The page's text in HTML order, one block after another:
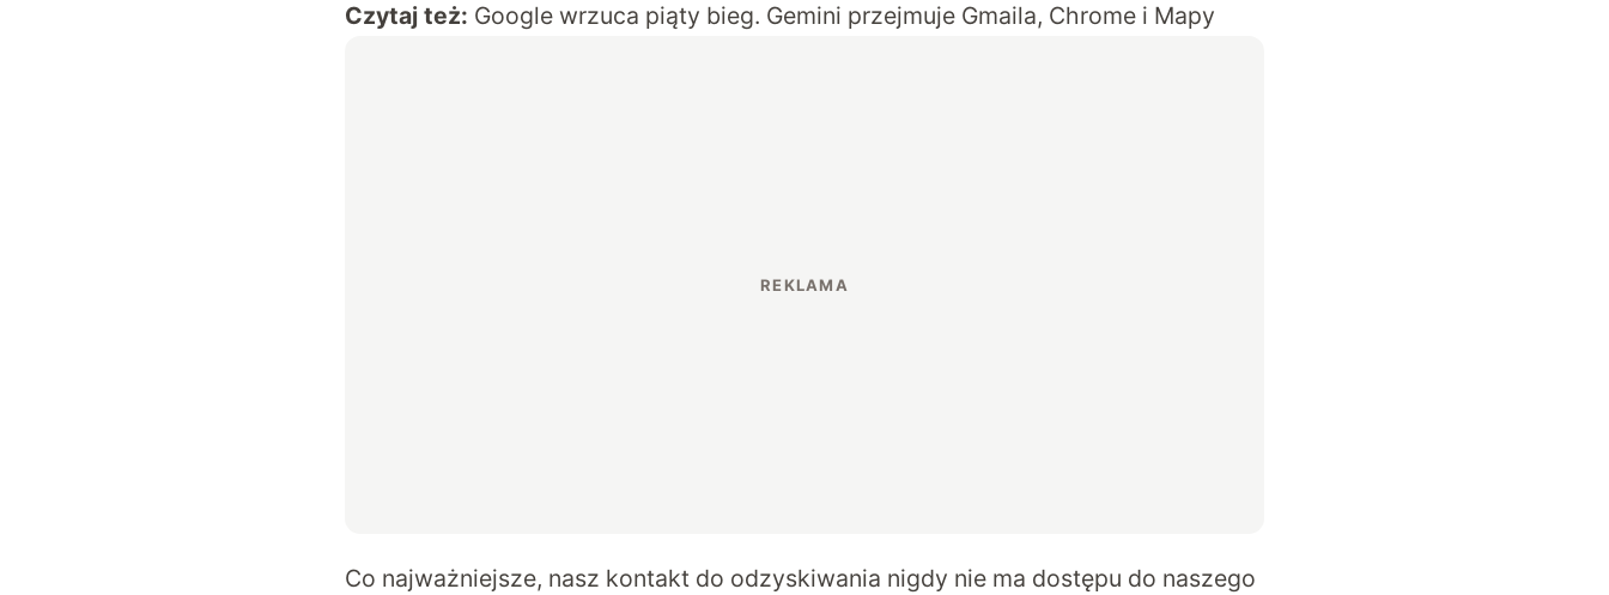
Czytaj też: Google wrzuca piąty bieg. Gemini przejmuje Gmaila, Chrome i Mapy
Co najważniejsze, nasz kontakt do odzyskiwania nigdy nie ma dostępu do naszego